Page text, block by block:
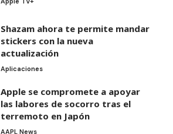
Shazam ahora te permite mandar
stickers con la nueva
actualización
Aplicaciones
Apple se compromete a apoyar
las labores de socorro tras el
terremoto en Japón
AAPL News